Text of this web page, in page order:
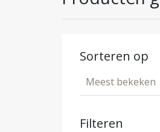
Sorteren op
Meest bekeken
Filteren